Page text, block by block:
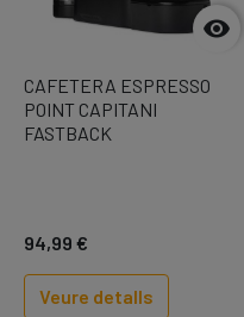

CAFETERA ESPRESSO
POINT CAPITANI
FASTBACK
94,99 €
Veure detalls